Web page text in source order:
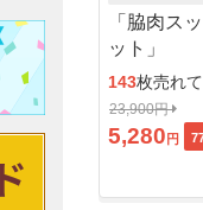
「脇肉ス
ット」
143枚売れ
23,900円
5,280 円